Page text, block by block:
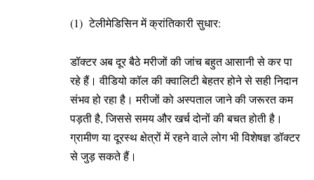
(1) टेलीमेडिसिन में क्रांतिकारी सुधार:
डॉक्टर अब दूर बैठे मरीजों की जांच बहुत आसानी से कर पा
रहे हैं। वीडियो कॉल की क्वालिटी बेहतर होने से सही निदान
संभव हो रहा है। मरीजों को अस्पताल जाने की जरूरत कम
पड़ती है, जिससे समय और खर्च दोनों की बचत होती है।
ग्रामीण या दूरस्थ क्षेत्रों में रहने वाले लोग भी विशेषज्ञ डॉक्टर
से जुड़ सकते हैं।